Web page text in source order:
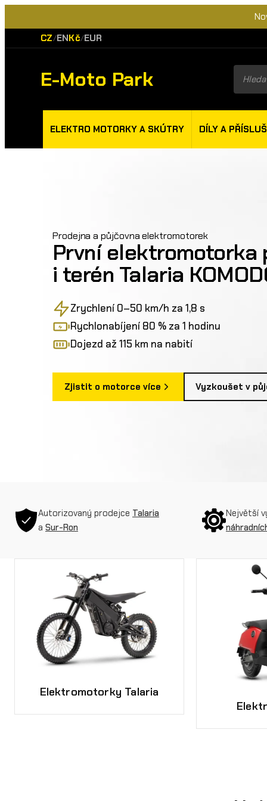
CZ/ENKč/EUR
E-Moto Park
search
ELEKTRO MOTORKY A SKÚTRY DÍLY A
Prodejna a půjčovna elektromotorek
První elektromotorka
i terén Talaria
Zrychlení 0–50 km/h za 1,8 s
Rychlonabíjení 80 % za 1 hodinu
Dojezd až 115 km na nabití
Zjistit o motorce více Vyzkoušet v
Autorizovaný prodejce Talaria
a Sur-Ron
Největší
Elektromotorky Talaria